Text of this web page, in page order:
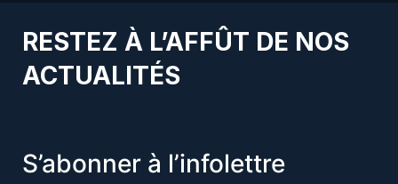
RESTEZ À L’AFFÛT DE NOS
ACTUALITÉS
S’abonner à l’infolettre